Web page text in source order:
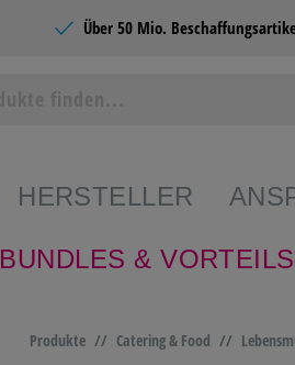
Über 50 Mio.
HERSTELLER
BUNDLES &
BÜROBEDARF
Produkte // Catering & Food //